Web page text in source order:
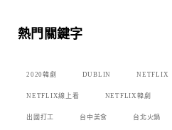
熱門關鍵字
2020韓劇 DUBLIN NETFLIX
NETFLIX線上看 NETFLIX韓劇
出國打工 台中美食 台北火鍋